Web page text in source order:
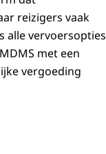
reizigers vaak
alle vervoersopties
met een
vergoeding